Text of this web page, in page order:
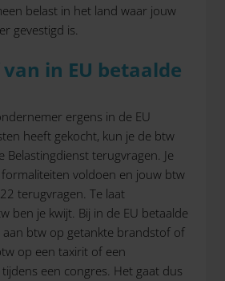
belast in het land waar jouw
gevestigd is.
in EU betaalde
ergens in de EU
heeft gekocht, kun je de btw
Belastingdienst terugvragen. Je
voldoen en jouw btw
terugvragen. Te laat
ben je kwijt. Bij in de EU betaalde
aan btw op getankte brandstof of
op een taxirit of een
een congres. Het gaat dus